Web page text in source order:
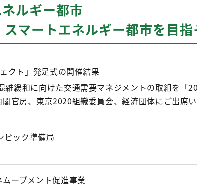
ルギー都市
マートエネルギー都市を目指
クト」発足式の開催結果
雑緩和に向けた交通需要マネジメントの取組を「
官房、東京2020組織委員会、経済団体にご出席
ピック準備局
ーブメント促進事業